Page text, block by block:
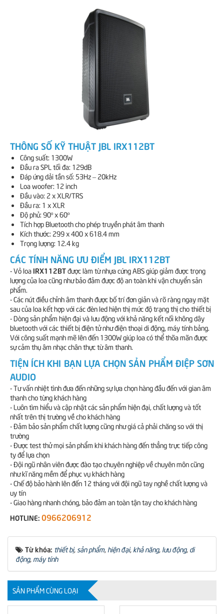
THÔNG SỐ KỸ THUẬT JBL IRX112BT
Công suất: 1300W
Đầu ra SPL tối đa: 129dB
Đáp ứng dải tần số: 53Hz – 20kHz
Loa woofer: 12 inch
Đầu vào: 2 x XLR/TRS
Đầu ra: 1 x XLR
Độ phủ: 90º x 60º
Tích hợp Bluetooth cho phép truyền phát âm thanh
Kích thước: 299 x 400 x 618.4 mm
Trọng lượng: 12.4 kg
CÁC TÍNH NĂNG ƯU ĐIỂM JBL IRX112BT
- Vỏ loa IRX112BTđược làm từ nhựa cứng ABS giúp giảm được trọng
lượng của loa cũng như bảo đảm được độ an toàn khi vận chuyển sản
phẩm.
- Các nút điều chỉnh âm thanh được bố trí đơn giản và rõ ràng ngay mặt
sau của loa kết hợp với các đèn led hiện thị mức độ trạng thị cho thiết bị
- Dòng sản phẩm hiện đại và lưu động với khả năng kết nối không dây
bluetooth với các thiết bị điện tử như điện thoại di động, máy tính bảng.
Với công suất mạnh mẽ lên đến 1300W giúp loa có thể thõa mãn được
sự cảm thụ âm nhạc chân thực từ âm thanh.
TIỆN ÍCH KHI BẠN LỰA CHỌN SẢN PHẨM ĐIỆP SƠN
AUDIO
- Tư vấn nhiệt tình đưa đến những sự lựa chọn hàng đầu đến với gian âm
thanh cho từng khách hàng
- Luôn tìm hiểu và cập nhật các sản phẩm hiện đại, chất lượng và tốt
nhất trên thị trường về cho khách hàng
- Đảm bảo sản phẩm chất lượng cũng như giá cả phải chăng so với thị
trường
- Được test thử mọi sản phẩm khi khách hàng đến thẳng trực tiếp công
ty để lựa chọn
- Đội ngũ nhân viên được đào tạo chuyên nghiệp về chuyên môn cũng
như kĩ năng mềm để phục vụ khách hàng
- Chế độ bảo hành lên đến 12 tháng với đội ngũ tay nghề chất lượng và
uy tín
- Giao hàng nhanh chóng, bảo đảm an toàn tận tay cho khách hàng
HOTLINE: 0966206912
Từ khóa: thiết bị, sản phẩm, hiện đại, khả năng, lưu động, di
động, máy tính
SẢN PHẨM CÙNG LOẠI